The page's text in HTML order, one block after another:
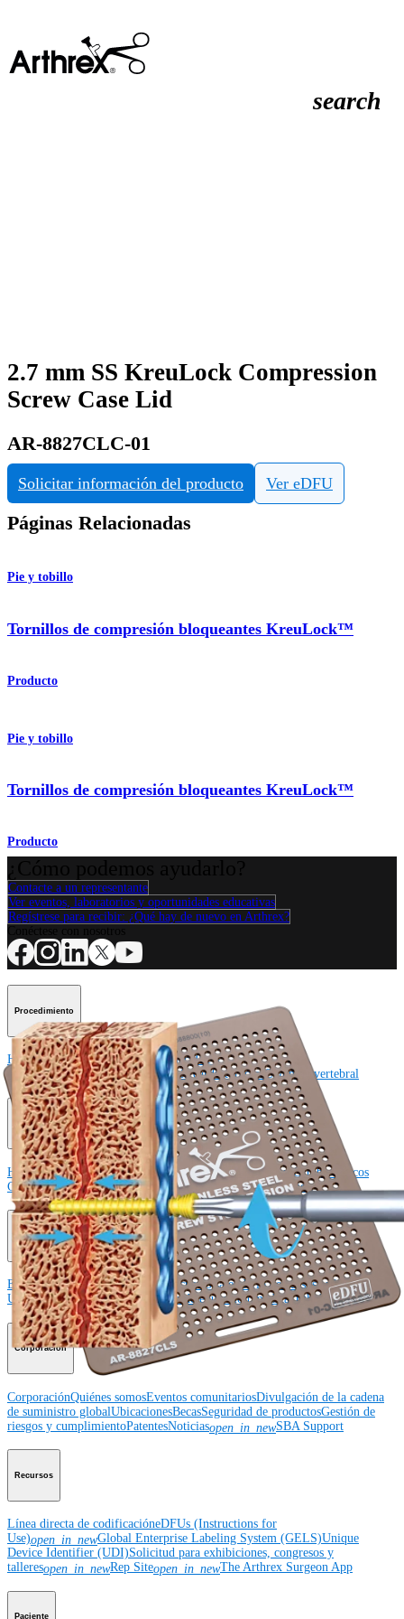
search
2.7 mm SS KreuLock Compression
Screw Case Lid
AR-8827CLC-01
Solicitar información del producto Ver eDFU
Páginas Relacionadas
Pie y tobillo
Tornillos de compresión bloqueantes KreuLock™
Producto
Pie y tobillo
Tornillos de compresión bloqueantes KreuLock™
Producto
Contacte a un representante
Ver eventos, laboratorios y oportunidades educativas
Regístrese para recibir: ¿Qué hay de nuevo en Arthrex?
Procedimiento
HombroRodillaCodoMano y muñecaPie y
tobilloCaderaOrtobiológicos Cirugía cardiotorácicaColumna vertebral
Producto
HombroRodillaCodoMano y muñecaPie y tobilloCaderaOrtobiológicos
Cirugía cardiotorácicaColumna vertebralImagen y resección
Educación médica
Educación médicaDescripción de cursosCalendario de cursosArthroLab™ -
UbicacionesNuestro departamento de educación médica OrthoPedia
Corporación
CorporaciónQuiénes somosEventos comunitariosDivulgación de la cadena
de suministro globalUbicacionesBecasSeguridad de productosGestión de
riesgos y cumplimientoPatentesNoticiasopen_in_newSBA Support
Recursos
Línea directa de codificacióneDFUs (Instructions for
Use)open_in_newGlobal Enterprise Labeling System (GELS)Unique
Device Identifier (UDI)Solicitud para exhibiciones, congresos y
talleresopen_in_newRep Siteopen_in_newThe Arthrex Surgeon App
Paciente